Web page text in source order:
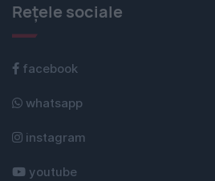
Rețele sociale
facebook
whatsapp
instagram
youtube